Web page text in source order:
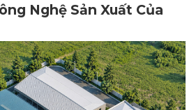
Nghệ Sản Xuất Của